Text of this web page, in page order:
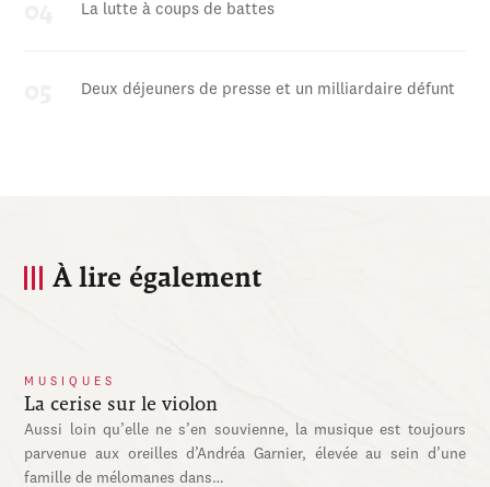
La lutte à coups de battes
Deux déjeuners de presse et un milliardaire défunt
À lire également
MUSIQUES
La cerise sur le violon
Aussi loin qu’elle ne s’en souvienne, la musique est toujours
parvenue aux oreilles d’Andréa Garnier, élevée au sein d’une
famille de mélomanes dans…